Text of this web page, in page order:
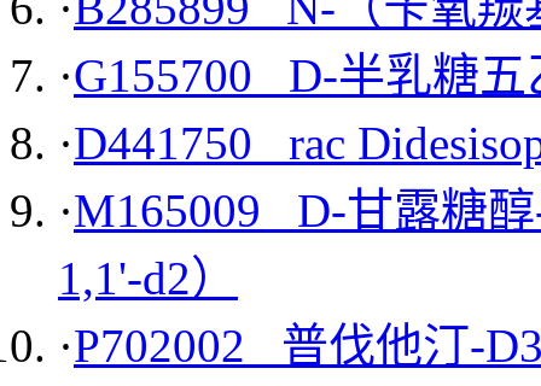
·G155700 D-半乳糖五
·D441750 rac
·M165009 D-甘露糖
1,1'-d2）
·P702002 普伐他汀-